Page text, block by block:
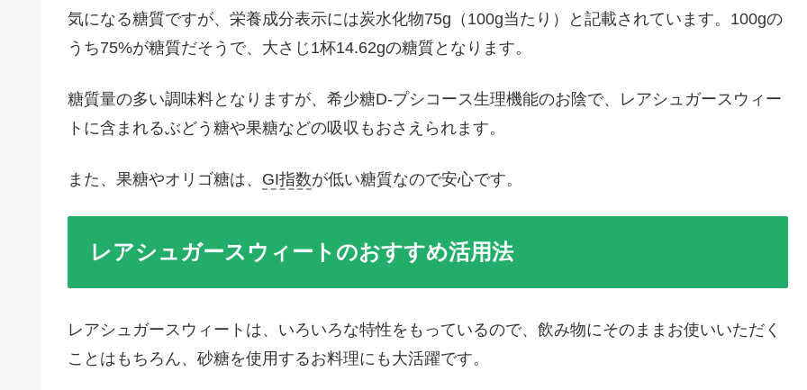
気になる糖質ですが、栄養成分表示には炭水化物75g（100g当たり）と記載されています。100gの
うち75%が糖質だそうで、大さじ1杯14.62gの糖質となります。
糖質量の多い調味料となりますが、希少糖D-プシコース生理機能のお陰で、レアシュガースウィー
トに含まれるぶどう糖や果糖などの吸収もおさえられます。
また、果糖やオリゴ糖は、 GI指数が低い糖質なので安心です。
レアシュガースウィートのおすすめ活用法
レアシュガースウィートは、いろいろな特性をもっているので、飲み物にそのままお使いいただく
ことはもちろん、砂糖を使用するお料理にも大活躍です。